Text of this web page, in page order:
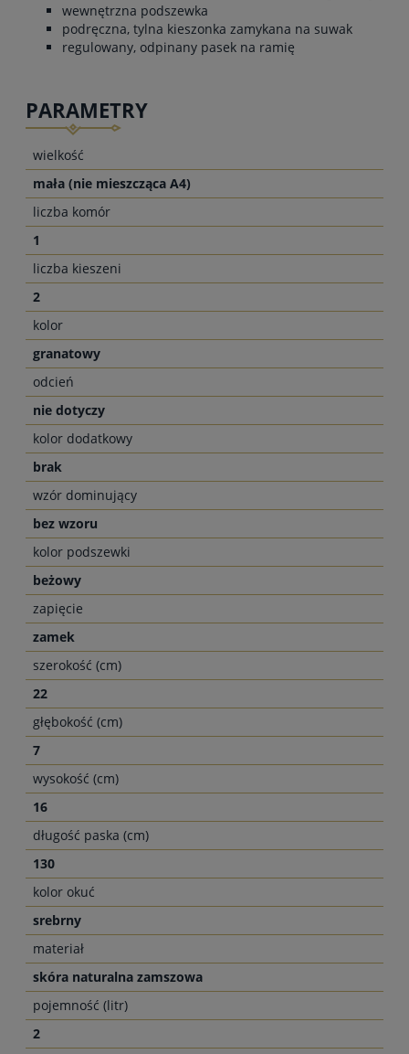
wewnętrzna podszewka
podręczna, tylna kieszonka zamykana na suwak
regulowany, odpinany pasek na ramię
PARAMETRY
wielkość
mała (nie mieszcząca A4)
liczba komór
1
liczba kieszeni
2
kolor
granatowy
odcień
nie dotyczy
kolor dodatkowy
brak
wzór dominujący
bez wzoru
kolor podszewki
beżowy
zapięcie
zamek
szerokość (cm)
22
głębokość (cm)
7
wysokość (cm)
16
długość paska (cm)
130
kolor okuć
srebrny
materiał
skóra naturalna zamszowa
pojemność (litr)
2